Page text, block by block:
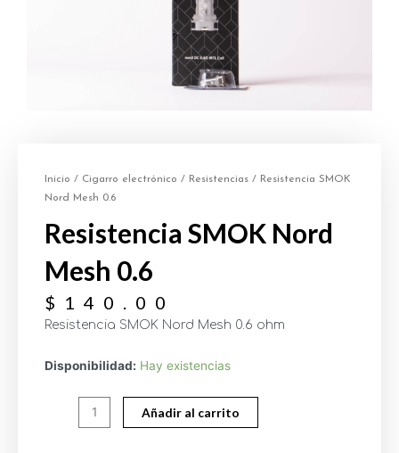
Inicio / Cigarro electrónico / Resistencias / Resistencia SMOK
Nord Mesh 0.6
Resistencia SMOK Nord
Mesh 0.6
$ 140.00
Resistencia SMOK Nord Mesh 0.6 ohm
Disponibilidad: Hay existencias
Añadir al carrito